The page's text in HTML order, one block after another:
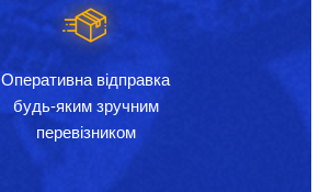
Оперативна відправка
будь-яким зручним
перевізником